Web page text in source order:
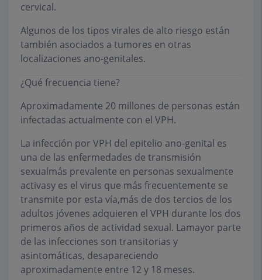
cervical.
Algunos de los tipos virales de alto riesgo están
también asociados a tumores en otras
localizaciones ano-genitales.
¿Qué frecuencia tiene?
Aproximadamente 20 millones de personas están
infectadas actualmente con el VPH.
La infección por VPH del epitelio ano-genital es
una de las enfermedades de transmisión
sexualmás prevalente en personas sexualmente
activasy es el virus que más frecuentemente se
transmite por esta vía,más de dos tercios de los
adultos jóvenes adquieren el VPH durante los dos
primeros años de actividad sexual. Lamayor parte
de las infecciones son transitorias y
asintomáticas, desapareciendo
aproximadamente entre 12 y 18 meses.